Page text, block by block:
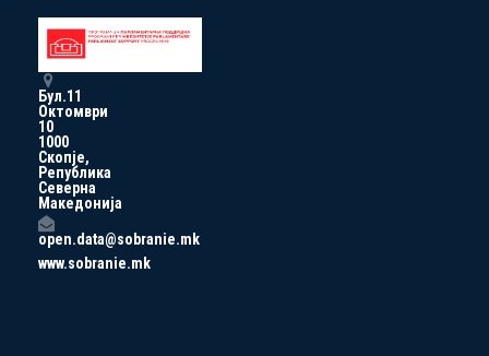
Бул.11
Октомври
10
1000
Скопје,
Република
Северна
Македонија
open.data@sobranie.mk
www.sobranie.mk